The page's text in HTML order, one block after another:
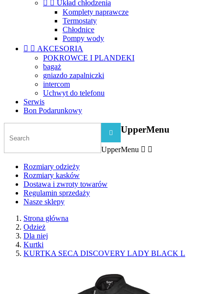
  Układ chłodzenia
Komplety naprawcze
Termostaty
Chłodnice
Pompy wody
  AKCESORIA
POKROWCE I PLANDEKI
bagaż
gniazdo zapalniczki
intercom
Uchwyt do telefonu
Serwis
Bon Podarunkowy
 UpperMenu
UpperMenu  
Rozmiary odzieży
Rozmiary kasków
Dostawa i zwroty towarów
Regulamin sprzedaży
Nasze sklepy
Strona główna
Odzież
Dla niej
Kurtki
KURTKA SECA DISCOVERY LADY BLACK L